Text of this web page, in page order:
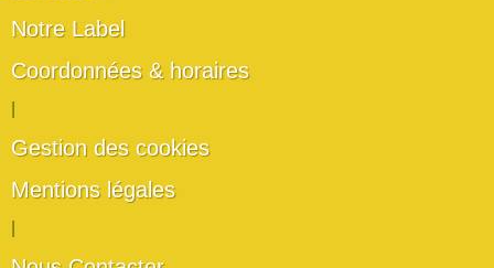
Notre Label
Coordonnées & horaires
Gestion des cookies
Mentions légales